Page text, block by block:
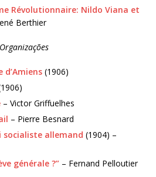
Révolutionnaire: Nildo Viana et
Berthier
d’Amiens (1906)
– Victor Griffuelhes
– Pierre Besnard
socialiste allemand (1904) –
générale ?” – Fernand Pelloutier